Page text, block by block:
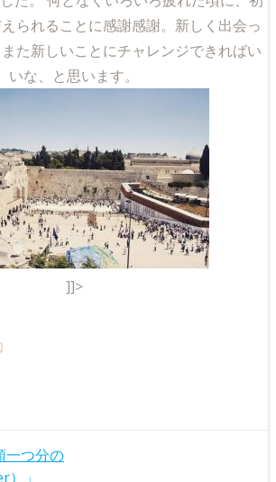
られることに感謝感謝。新しく出会っ
た新しいことにチャレンジできればい
いな、と思います。
]]>
一つ分の
」